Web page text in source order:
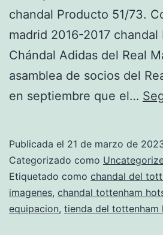
chandal Producto 51/73.
madrid 2016-2017
Chándal Adidas del Real
asamblea de socios del
en septiembre que el…
Publicada el 21 de marzo de
Categorizado como
Etiquetado como chandal del
imagenes, chandal tottenham
equipacion, tienda del tottenham